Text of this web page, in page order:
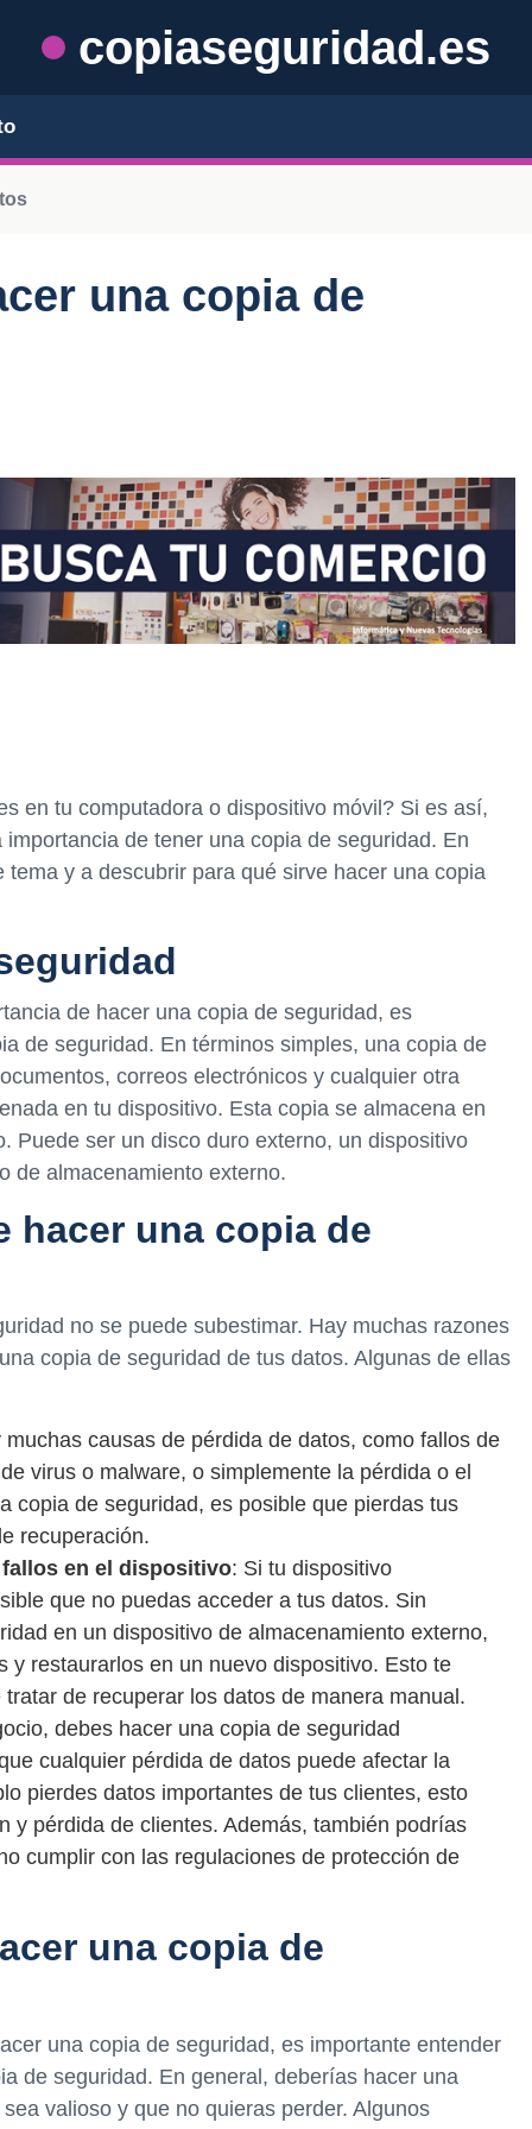
copiaseguridad.es
una copia de
en tu computadora o dispositivo móvil? Si es así,
de tener una copia de seguridad. En
y a descubrir para qué sirve hacer una copia
de hacer una copia de seguridad, es
de seguridad. En términos simples, una copia de
correos electrónicos y cualquier otra
en tu dispositivo. Esta copia se almacena en
Puede ser un disco duro externo, un dispositivo
de almacenamiento externo.
hacer una copia de
no se puede subestimar. Hay muchas razones
copia de seguridad de tus datos. Algunas de ellas
muchas causas de pérdida de datos, como fallos de
virus o malware, o simplemente la pérdida o el
copia de seguridad, es posible que pierdas tus
recuperación.
en el dispositivo: Si tu dispositivo
que no puedas acceder a tus datos. Sin
en un dispositivo de almacenamiento externo,
y restaurarlos en un nuevo dispositivo. Esto te
de recuperar los datos de manera manual.
debes hacer una copia de seguridad
cualquier pérdida de datos puede afectar la
pierdes datos importantes de tus clientes, esto
y pérdida de clientes. Además, también podrías
cumplir con las regulaciones de protección de
una copia de
una copia de seguridad, es importante entender
de seguridad. En general, deberías hacer una
valioso y que no quieras perder. Algunos